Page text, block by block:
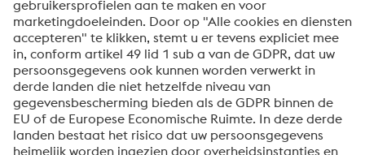
Uddeholm
eifeler
Neem contact met ons op voor
meer informatie